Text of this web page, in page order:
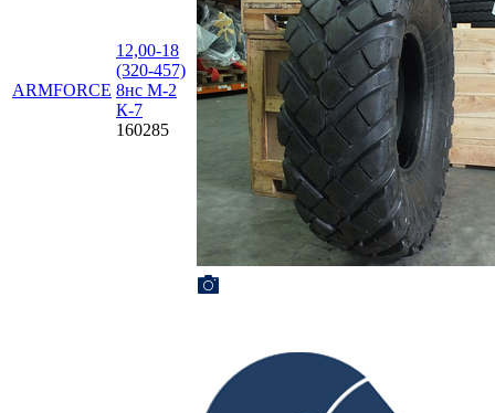
ARMFORCE
12,00-18
(320-457)
8нс М-2
К-7
160285